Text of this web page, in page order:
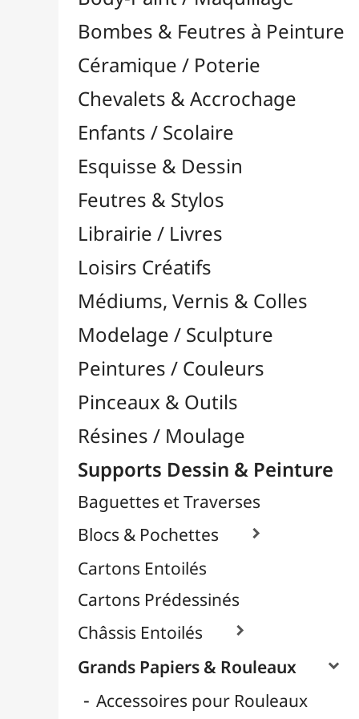
Feutres & Stylos
Librairie / Livres
Loisirs Créatifs
Médiums, Vernis & Colles
Modelage / Sculpture
Peintures / Couleurs
Résines / Moulage
Supports Dessin & Peinture
Blocs & Pochettes
Cartons Entoilés
Cartons Prédessinés
Châssis Entoilés

Grands Papiers & Rouleaux 
Accessoires pour Rouleaux
Contrecollés
Déco & Métalliques
Format Raisin & Grand Aigle
Pour Pochoir
Papier Scrapbooking
Papier Pailleté
Papiers Calque / Transfert 
Papiers Décoratifs
Supports Rigides / Bois
Toiles d'Artistes au Mètre
Transport / Rangement
Papeterie & Bureau